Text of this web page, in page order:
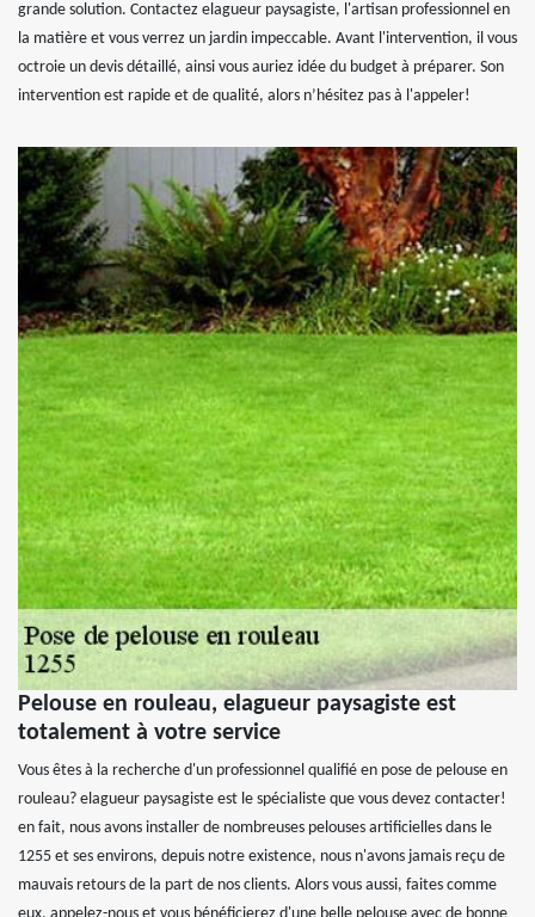
grande solution. Contactez elagueur paysagiste, l'artisan professionnel en
la matière et vous verrez un jardin impeccable. Avant l'intervention, il vous
octroie un devis détaillé, ainsi vous auriez idée du budget à préparer. Son
intervention est rapide et de qualité, alors n’hésitez pas à l'appeler!
Pelouse en rouleau, elagueur paysagiste est
totalement à votre service
Vous êtes à la recherche d'un professionnel qualifié en pose de pelouse en
rouleau? elagueur paysagiste est le spécialiste que vous devez contacter!
en fait, nous avons installer de nombreuses pelouses artificielles dans le
1255 et ses environs, depuis notre existence, nous n'avons jamais reçu de
mauvais retours de la part de nos clients. Alors vous aussi, faites comme